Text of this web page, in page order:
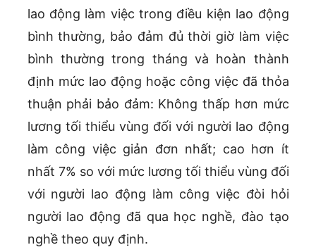
lao động làm việc trong điều kiện lao động
bình thường, bảo đảm đủ thời giờ làm việc
bình thường trong tháng và hoàn thành
định mức lao động hoặc công việc đã thỏa
thuận phải bảo đảm: Không thấp hơn mức
lương tối thiểu vùng đối với người lao động
làm công việc giản đơn nhất; cao hơn ít
nhất 7% so với mức lương tối thiểu vùng đối
với người lao động làm công việc đòi hỏi
người lao động đã qua học nghề, đào tạo
nghề theo quy định.